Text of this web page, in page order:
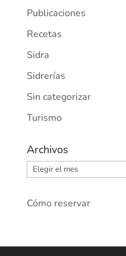
Publicaciones
Recetas
Sidra
Sidrerías
Sin categorizar
Turismo
Archivos
Archivos
Cómo reservar